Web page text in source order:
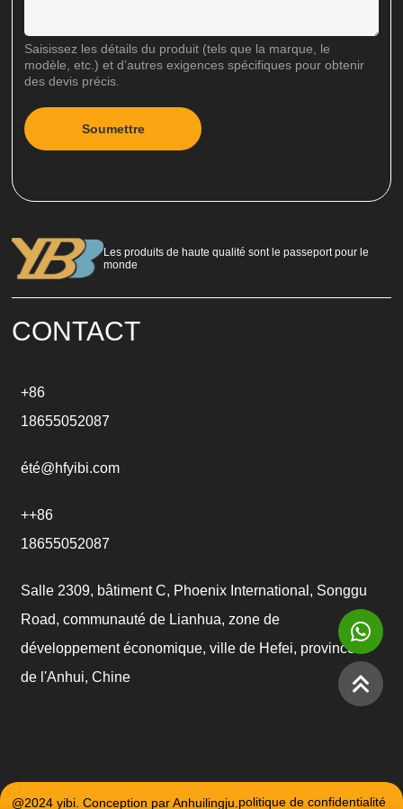
Les produits de haute qualité sont le passeport pour le
monde
CONTACT
+86
18655052087
été@hfyibi.com
++86
18655052087
Salle 2309, bâtiment C, Phoenix International, Songgu
Road, communauté de Lianhua, zone de
développement économique, ville de Hefei, province
de l'Anhui, Chine
Saisissez les détails du produit (tels que la marque, le
modèle, etc.) et d’autres exigences spécifiques pour obtenir
des devis précis.
Soumettre
e
n
a
t
e
:
@2024 yibi. Conception par Anhuilingju. politique de confidentialité